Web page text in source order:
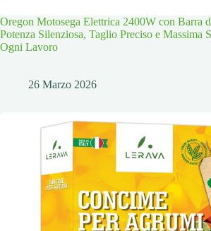
Oregon Motosega Elettrica 2400W con Barra
Potenza Silenziosa, Taglio Preciso e Massima
Ogni Lavoro
26 Marzo 2026